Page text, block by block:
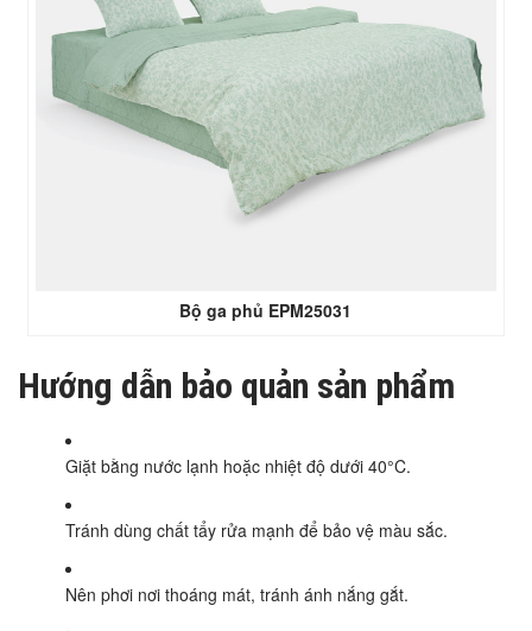
Bộ ga phủ EPM25031
Hướng dẫn bảo quản sản phẩm
Giặt bằng nước lạnh hoặc nhiệt độ dưới 40°C.
Tránh dùng chất tẩy rửa mạnh để bảo vệ màu sắc.
Nên phơi nơi thoáng mát, tránh ánh nắng gắt.